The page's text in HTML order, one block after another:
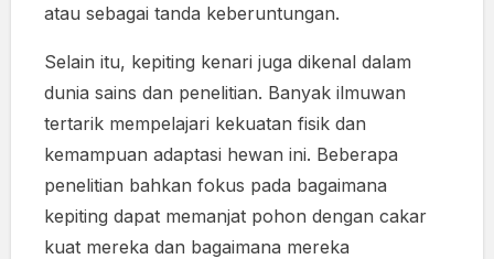
atau sebagai tanda keberuntungan.
Selain itu, kepiting kenari juga dikenal dalam
dunia sains dan penelitian. Banyak ilmuwan
tertarik mempelajari kekuatan fisik dan
kemampuan adaptasi hewan ini. Beberapa
penelitian bahkan fokus pada bagaimana
kepiting dapat memanjat pohon dengan cakar
kuat mereka dan bagaimana mereka